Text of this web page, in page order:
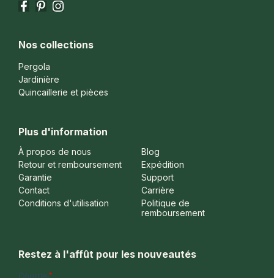
Facebook
Pinterest
Instagram
Nos collections
Pergola
Jardinière
Quincaillerie et pièces
Plus d'information
À propos de nous
Blog
Retour et remboursement
Expédition
Garantie
Support
Contact
Carrière
Conditions d'utilisation
Politique de
remboursement
Restez à l'affût pour les nouveautés